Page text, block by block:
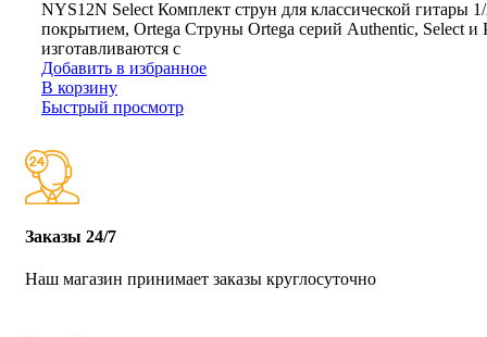
NYS12N Select Комплект струн для классической гитары
покрытием, Ortega Струны Ortega серий Authentic, Select и
изготавливаются с
Добавить в избранное
В корзину
Быстрый просмотр
Заказы 24/7
Наш магазин принимает заказы круглосуточно